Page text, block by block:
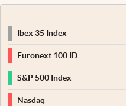
Ibex 35 Index
Euronext 100 ID
S&P 500 Index
Nasdaq